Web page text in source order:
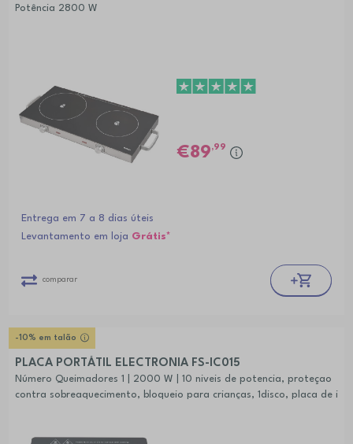
Potência 2800 W
89,99
Entrega em 7 a 8 dias úteis
Levantamento em loja Grátis*
comparar
-10% em talão
PLACA PORTÁTIL ELECTRONIA FS-IC015
Número Queimadores 1 | 2000 W | 10 niveis de potencia, proteçao
contra sobreaquecimento, bloqueio para crianças, 1disco, placa de i